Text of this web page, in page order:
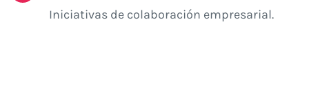
Iniciativas de colaboración empresarial.